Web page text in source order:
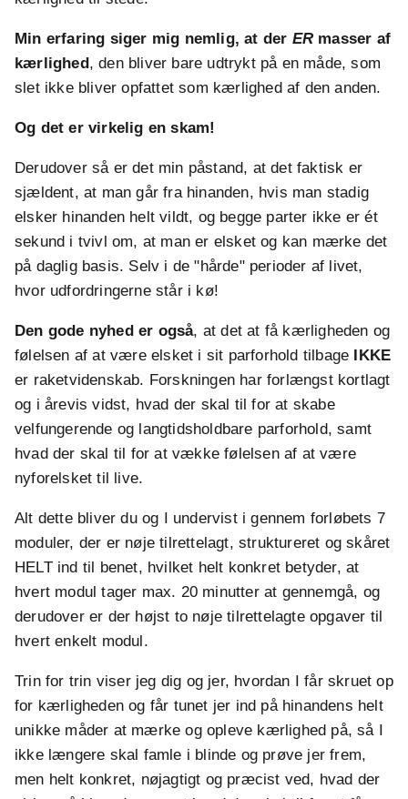
Min erfaring siger mig nemlig, at der ER masser af
kærlighed, den bliver bare udtrykt på en måde, som
slet ikke bliver opfattet som kærlighed af den anden.
Og det er virkelig en skam!
Derudover så er det min påstand, at det faktisk er
sjældent, at man går fra hinanden, hvis man stadig
elsker hinanden helt vildt, og begge parter ikke er ét
sekund i tvivl om, at man er elsket og kan mærke det
på daglig basis. Selv i de "hårde" perioder af livet,
hvor udfordringerne står i kø!
Den gode nyhed er også, at det at få kærligheden og
følelsen af at være elsket i sit parforhold tilbage IKKE
er raketvidenskab. Forskningen har forlængst kortlagt
og i årevis vidst, hvad der skal til for at skabe
velfungerende og langtidsholdbare parforhold, samt
hvad der skal til for at vække følelsen af at være
nyforelsket til live.
Alt dette bliver du og I undervist i gennem forløbets 7
moduler, der er nøje tilrettelagt, struktureret og skåret
HELT ind til benet, hvilket helt konkret betyder, at
hvert modul tager max. 20 minutter at gennemgå, og
derudover er der højst to nøje tilrettelagte opgaver til
hvert enkelt modul.
Trin for trin viser jeg dig og jer, hvordan I får skruet op
for kærligheden og får tunet jer ind på hinandens helt
unikke måder at mærke og opleve kærlighed på, så I
ikke længere skal famle i blinde og prøve jer frem,
men helt konkret, nøjagtigt og præcist ved, hvad der